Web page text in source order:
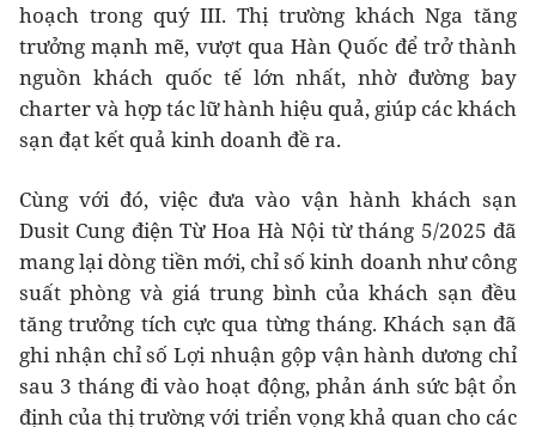
hoạch trong quý III. Thị trường khách Nga tăng
trưởng mạnh mẽ, vượt qua Hàn Quốc để trở thành
nguồn khách quốc tế lớn nhất, nhờ đường bay
charter và hợp tác lữ hành hiệu quả, giúp các khách
sạn đạt kết quả kinh doanh đề ra.
Cùng với đó, việc đưa vào vận hành khách sạn
Dusit Cung điện Từ Hoa Hà Nội từ tháng 5/2025 đã
mang lại dòng tiền mới, chỉ số kinh doanh như công
suất phòng và giá trung bình của khách sạn đều
tăng trưởng tích cực qua từng tháng. Khách sạn đã
ghi nhận chỉ số Lợi nhuận gộp vận hành dương chỉ
sau 3 tháng đi vào hoạt động, phản ánh sức bật ổn
định của thị trường với triển vọng khả quan cho các